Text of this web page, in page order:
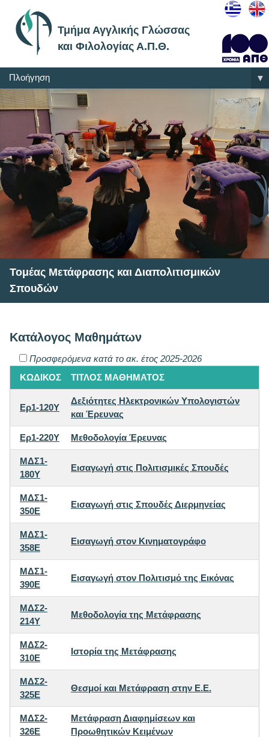
Τμήμα Αγγλικής Γλώσσας
και Φιλολογίας Α.Π.Θ.
Πλοήγηση ▼
Τομέας Μετάφρασης και Διαπολιτισμικών
Σπουδών
Κατάλογος Μαθημάτων
Προσφερόμενα κατά το ακ. έτος 2025-2026
ΚΩΔΙΚΟΣ
ΤΙΤΛΟΣ ΜΑΘΗΜΑΤΟΣ
Ερ1-120Y
Δεξιότητες Ηλεκτρονικών Υπολογιστών
και Έρευνας
Ερ1-220Y Μεθοδολογία Έρευνας
ΜΔΣ1-
180Y
Εισαγωγή στις Πολιτισμικές Σπουδές
ΜΔΣ1-
350E
Εισαγωγή στις Σπουδές Διερμηνείας
ΜΔΣ1-
358E
Εισαγωγή στον Κινηματογράφο
ΜΔΣ1-
390E
Εισαγωγή στον Πολιτισμό της Εικόνας
ΜΔΣ2-
214Y
Μεθοδολογία της Μετάφρασης
ΜΔΣ2-
310E
Ιστορία της Μετάφρασης
ΜΔΣ2-
325E
Θεσμοί και Μετάφραση στην Ε.Ε.
ΜΔΣ2-
326E
Μετάφραση Διαφημίσεων και
Προωθητικών Κειμένων